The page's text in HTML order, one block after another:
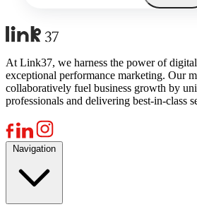
At Link37, we harness the power of
exceptional performance marketing. Our
collaboratively fuel business growth by
professionals and delivering best-in-class
Navigation